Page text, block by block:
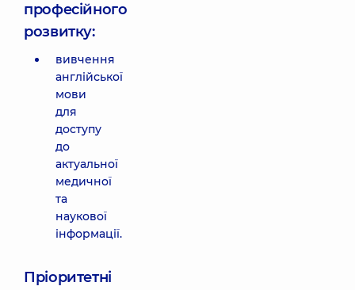
професійного
розвитку:
вивчення
англійської
мови
для
доступу
до
актуальної
медичної
та
наукової
інформації.
Пріоритетні